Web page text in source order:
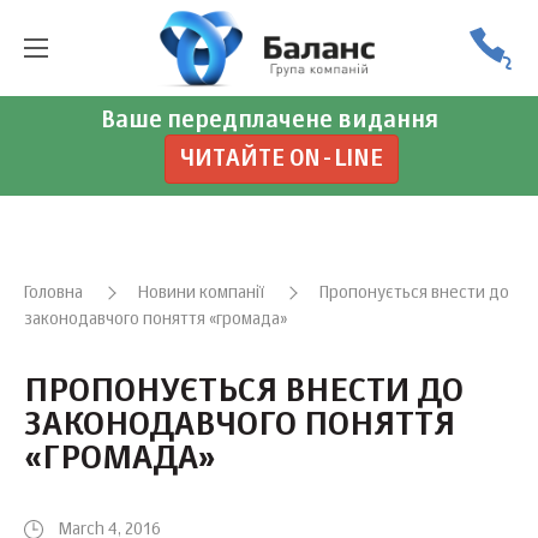
Ваше передплачене видання
ЧИТАЙТЕ ON-LINE
Головна Новини компанії
Пропонується внести до
законодавчого поняття «громада»
ПРОПОНУЄТЬСЯ ВНЕСТИ ДО
ЗАКОНОДАВЧОГО ПОНЯТТЯ
«ГРОМАДА»
March 4, 2016